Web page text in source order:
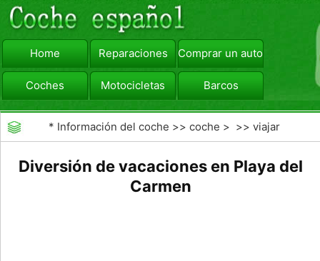
Home Reparaciones Comprar un automóvil
Coches Motocicletas Barcos
viajar Camiones
* Información del coche >>coche > >>viajar
Diversión de vacaciones en Playa del
Carmen